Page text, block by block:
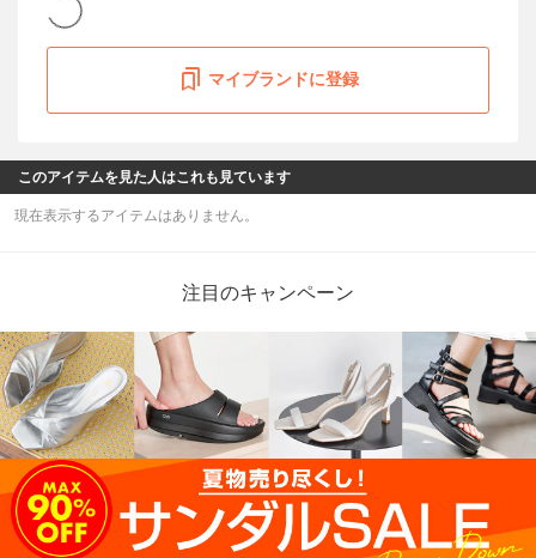
マイブランドに登録
このアイテムを見た人はこれも見ています
現在表示するアイテムはありません。
注目のキャンペーン